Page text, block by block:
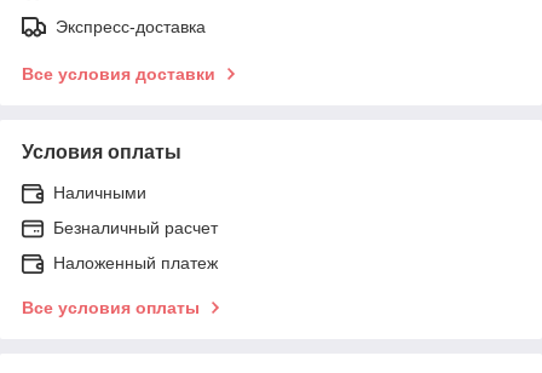
Экспресс-доставка
Все условия доставки
Условия оплаты
Наличными
Безналичный расчет
Наложенный платеж
Все условия оплаты